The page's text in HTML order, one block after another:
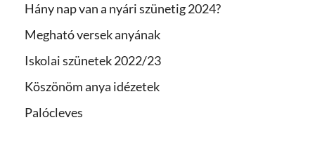
Hány nap van a nyári szünetig 2024?
Megható versek anyának
Iskolai szünetek 2022/23
Köszönöm anya idézetek
Palócleves